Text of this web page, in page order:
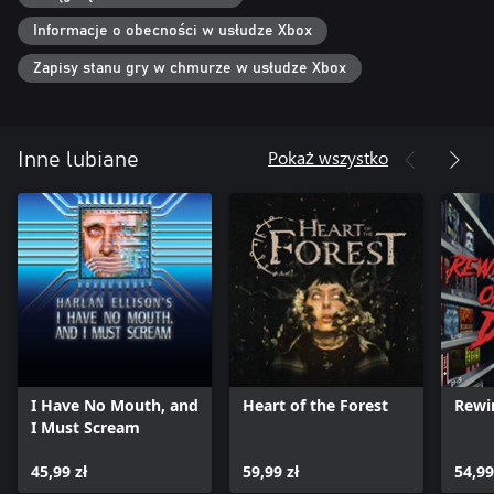
Informacje o obecności w usłudze Xbox
Zapisy stanu gry w chmurze w usłudze Xbox
Inne lubiane Pokaż wszystko
I Have No Mouth, and
I Must Scream
45,99 zł
Heart of the Forest
59,99 zł